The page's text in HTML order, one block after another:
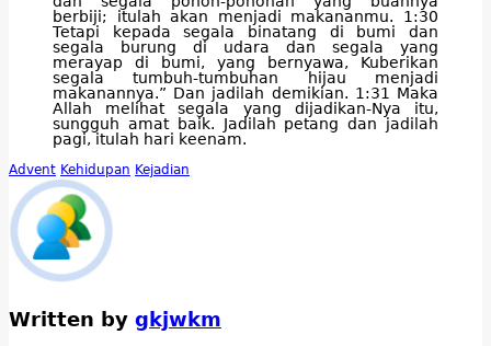
berbiji; itulah akan menjadi makananmu. 1:30
Tetapi kepada segala binatang di bumi dan
segala burung di udara dan segala yang
merayap di bumi, yang bernyawa, Kuberikan
segala tumbuh-tumbuhan hijau menjadi
makanannya.” Dan jadilah demikian. 1:31 Maka
Allah melihat segala yang dijadikan-Nya itu,
sungguh amat baik. Jadilah petang dan jadilah
pagi, itulah hari keenam.
Advent Kehidupan Kejadian
Written by gkjwkm